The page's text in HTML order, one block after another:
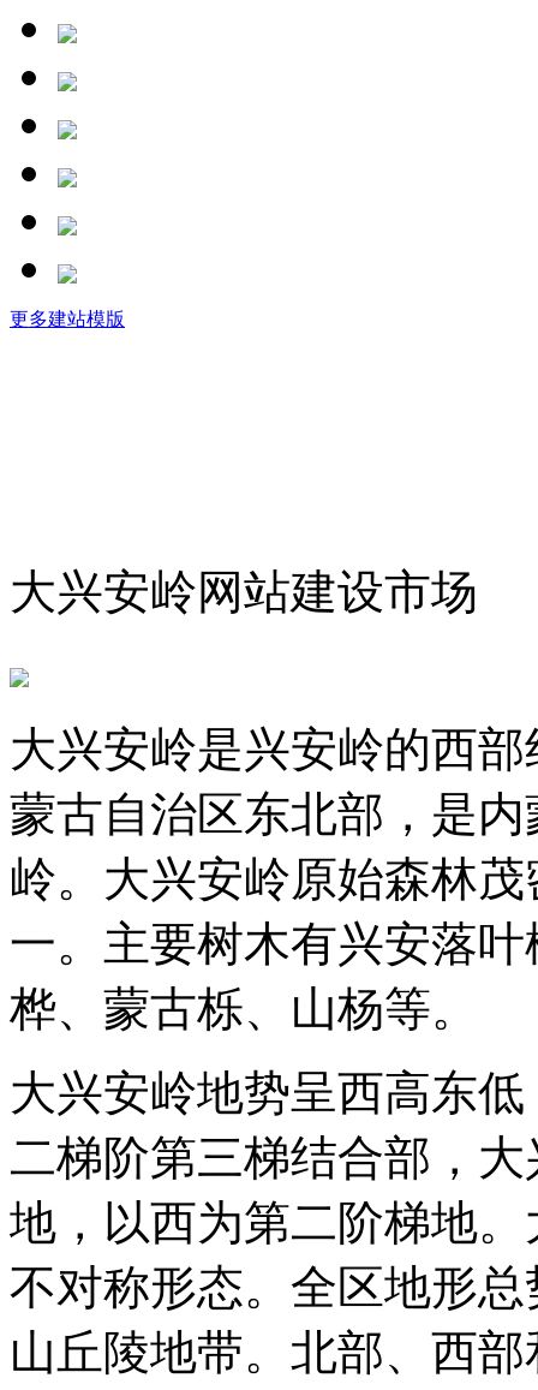
更多建站模版
大兴安岭网站建设市场
大兴安岭是兴安岭的西
蒙古自治区东北部，是
岭。大兴安岭原始森林
一。主要树木有兴安落
桦、蒙古栎、山杨等。
大兴安岭地势呈西高东
二梯阶第三梯结合部，
地，以西为第二阶梯地
不对称形态。全区地形
山丘陵地带。北部、西